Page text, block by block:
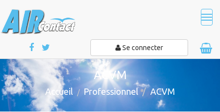
Se connecter
ACVM
Accueil Professionnel ACVM